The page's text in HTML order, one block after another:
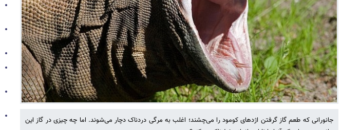
جانورانی که طعم گاز گرفتن اژدهای کومود را می‌چشند؛ اغلب به مرگی دردناک دچار می‌شوند. اما چه چیزی در گاز این